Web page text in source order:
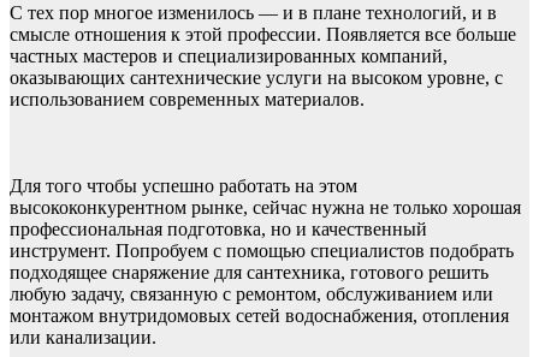
С тех пор многое изменилось — и в плане технологий, и в
смысле отношения к этой профессии. Появляется все больше
частных мастеров и специализированных компаний,
оказывающих сантехнические услуги на высоком уровне, с
использованием современных материалов.
Для того чтобы успешно работать на этом
высококонкурентном рынке, сейчас нужна не только хорошая
профессиональная подготовка, но и качественный
инструмент. Попробуем с помощью специалистов подобрать
подходящее снаряжение для сантехника, готового решить
любую задачу, связанную с ремонтом, обслуживанием или
монтажом внутридомовых сетей водоснабжения, отопления
или канализации.